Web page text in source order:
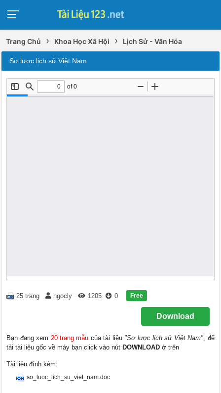
Trang Chủ › Khoa Học Xã Hội › Lịch Sử - Văn Hóa
Sơ lược lịch sử Việt Nam
25 trang ngocly 1205 0 Free
Download
Bạn đang xem 20 trang mẫu của tài liệu "Sơ lược lịch sử Việt Nam", để
tải tài liệu gốc về máy bạn click vào nút DOWNLOAD ở trên
Tài liệu đính kèm:
so_luoc_lich_su_viet_nam.doc